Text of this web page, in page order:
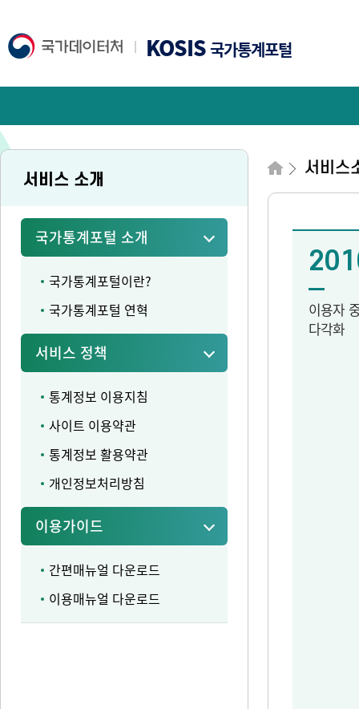
KOSIS국가통계포털
서비스 소개
국가통계포털 소개
국가통계포털이란?
국가통계포털 연혁
서비스 정책
통계정보 이용지침
사이트 이용약관
통계정보 활용약관
개인정보처리방침
이용가이드
간편매뉴얼 다운로드
이용매뉴얼 다운로드
서비스
이용자
다각화